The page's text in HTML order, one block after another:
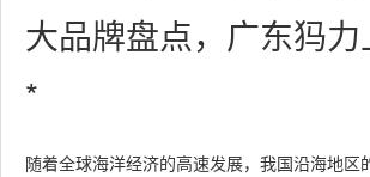
大品牌盘点，广东犸
*
随着全球海洋经济的高速发展，我国沿海地区